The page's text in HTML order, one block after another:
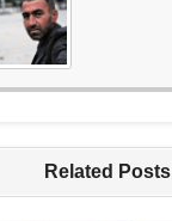
Related Posts